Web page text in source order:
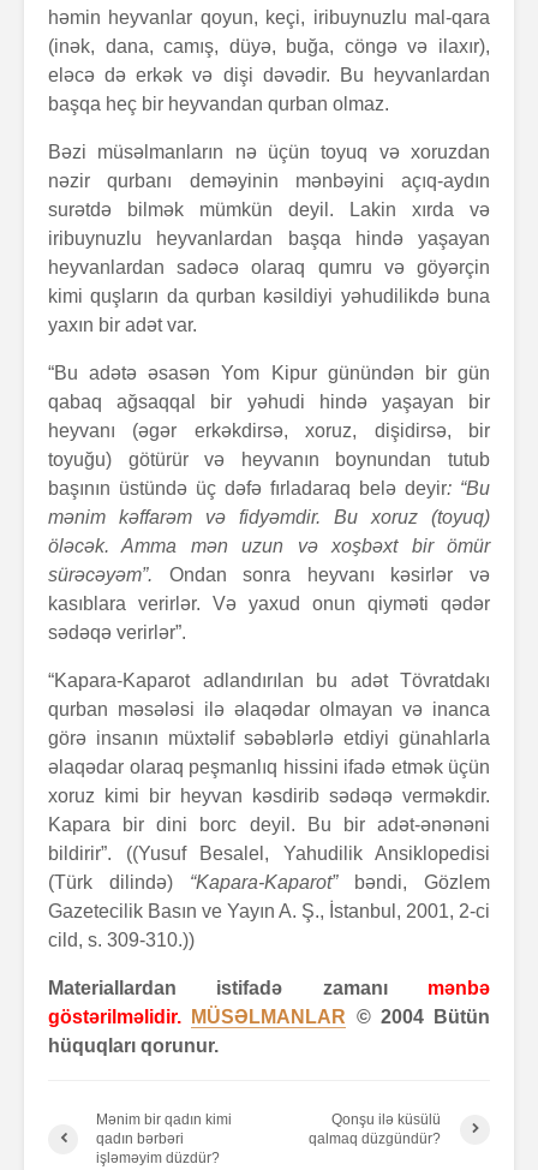
həmin heyvanlar qoyun, keçi, iribuynuzlu mal-qara
(inək, dana, camış, düyə, buğa, cöngə və ilaxır),
eləcə də erkək və dişi dəvədir. Bu heyvanlardan
başqa heç bir heyvandan qurban olmaz.
Bəzi müsəlmanların nə üçün toyuq və xoruzdan
nəzir qurbanı deməyinin mənbəyini açıq-aydın
surətdə bilmək mümkün deyil. Lakin xırda və
iribuynuzlu heyvanlardan başqa hində yaşayan
heyvanlardan sadəcə olaraq qumru və göyərçin
kimi quşların da qurban kəsildiyi yəhudilikdə buna
yaxın bir adət var.
“Bu adətə əsasən Yom Kipur günündən bir gün
qabaq ağsaqqal bir yəhudi hində yaşayan bir
heyvanı (əgər erkəkdirsə, xoruz, dişidirsə, bir
toyuğu) götürür və heyvanın boynundan tutub
başının üstündə üç dəfə fırladaraq belə deyir: “Bu
mənim kəffarəm və fidyəmdir. Bu xoruz (toyuq)
öləcək. Amma mən uzun və xoşbəxt bir ömür
sürəcəyəm”. Ondan sonra heyvanı kəsirlər və
kasıblara verirlər. Və yaxud onun qiyməti qədər
sədəqə verirlər”.
“Kapara-Kaparot adlandırılan bu adət Tövratdakı
qurban məsələsi ilə əlaqədar olmayan və inanca
görə insanın müxtəlif səbəblərlə etdiyi günahlarla
əlaqədar olaraq peşmanlıq hissini ifadə etmək üçün
xoruz kimi bir heyvan kəsdirib sədəqə verməkdir.
Kapara bir dini borc deyil. Bu bir adət-ənənəni
bildirir”. ((Yusuf Besalel, Yahudilik Ansiklopedisi
(Türk dilində) “Kapara-Kaparot”bəndi, Gözlem
Gazetecilik Basın ve Yayın A. Ş., İstanbul, 2001, 2-ci
cild, s. 309-310.))
Materiallardan istifadə zamanı mənbə
göstərilməlidir.
MÜSƏLMANLAR © 2004 Bütün
hüquqları qorunur.
Mənim bir qadın kimi
qadın bərbəri
işləməyim düzdür?
Qonşu ilə küsülü
qalmaq düzgündür?